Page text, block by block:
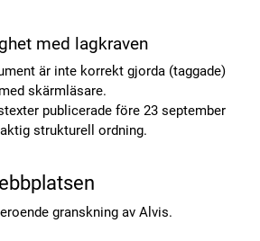
med lagkraven
är inte korrekt gjorda (taggade)
skärmläsare.
publicerade före 23 september
strukturell ordning.
granskning av Alvis.